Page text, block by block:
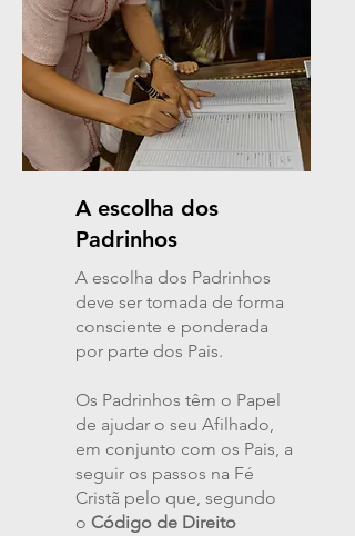
A escolha dos
Padrinhos
A escolha dos Padrinhos
deve ser tomada de forma
consciente e ponderada
por parte dos Pais.
Os Padrinhos têm o Papel
de ajudar o seu Afilhado,
em conjunto com os Pais, a
seguir os passos na Fé
Cristã pelo que, segundo
o Código de Direito